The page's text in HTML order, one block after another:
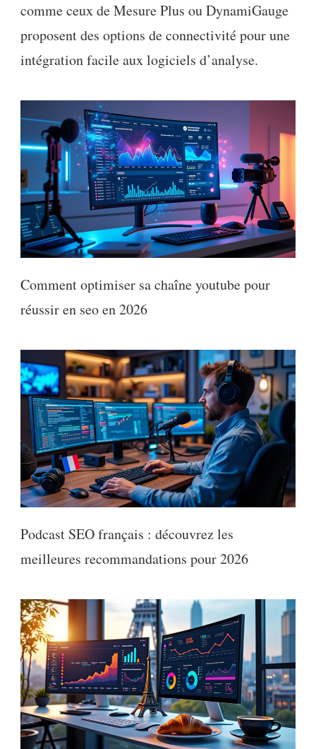
comme ceux de Mesure Plus ou DynamiGauge
proposent des options de connectivité pour une
intégration facile aux logiciels d’analyse.
Comment optimiser sa chaîne youtube pour
réussir en seo en 2026
Podcast SEO français : découvrez les
meilleures recommandations pour 2026